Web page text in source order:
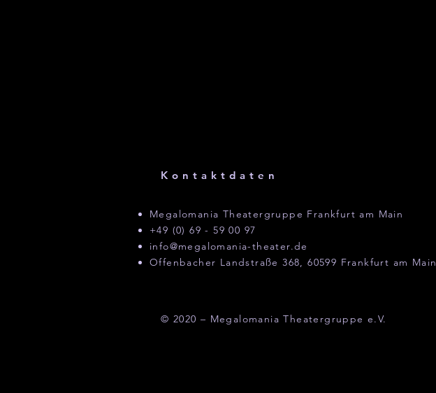
Kontaktdaten
Megalomania Theatergruppe Frankfurt am Main
+49 (0) 69 - 59 00 97
info@megalomania-theater.de
Offenbacher Landstraße 368, 60599 Frankfurt am Main
© 2020 – Megalomania Theatergruppe e.V.